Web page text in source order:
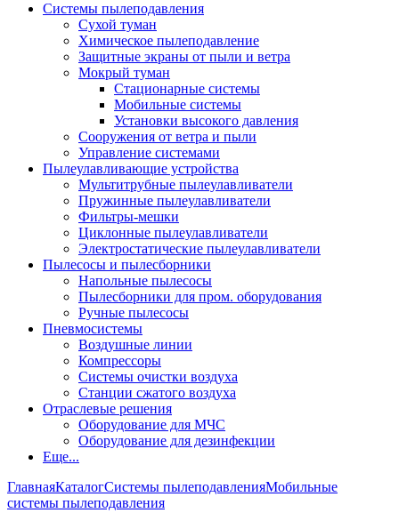
Системы пылеподавления
Сухой туман
Химическое пылеподавление
Защитные экраны от пыли и ветра
Мокрый туман
Стационарные системы
Мобильные системы
Установки высокого давления
Сооружения от ветра и пыли
Управление системами
Пылеулавливающие устройства
Мультитрубные пылеулавливатели
Пружинные пылеулавливатели
Фильтры-мешки
Циклонные пылеулавливатели
Электростатические пылеулавливатели
Пылесосы и пылесборники
Напольные пылесосы
Пылесборники для пром. оборудования
Ручные пылесосы
Пневмосистемы
Воздушные линии
Компрессоры
Системы очистки воздуха
Станции сжатого воздуха
Отраслевые решения
Оборудование для МЧС
Оборудование для дезинфекции
Еще...
ГлавнаяКаталогСистемы пылеподавленияМобильные
системы пылеподавления